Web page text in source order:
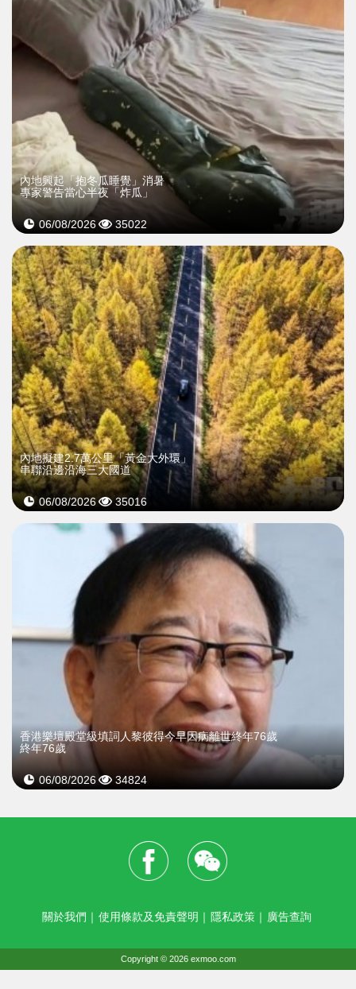
內地興起「抱冬瓜睡覺」消暑
專家警告當心半夜「炸瓜」
06/08/2026 35022
內地擬建2.7萬公里「黃金大外環」
串聯沿邊沿海三大國道
06/08/2026 35016
​香港樂壇殿堂級填詞人黎彼得今早因病離世終年76歲
終年76歲
06/08/2026 34824
關於我們 ｜ 使用條款及免責聲明 ｜ 隱私政策 ｜ 廣告查詢
Copyright © 2026 exmoo.com